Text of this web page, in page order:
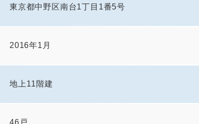
東京都中野区南台1丁目1番5号
2016年1月
地上11階建
46戸